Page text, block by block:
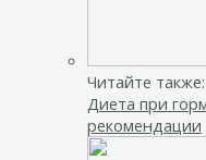
Читайте также:
Диета при
рекомендации